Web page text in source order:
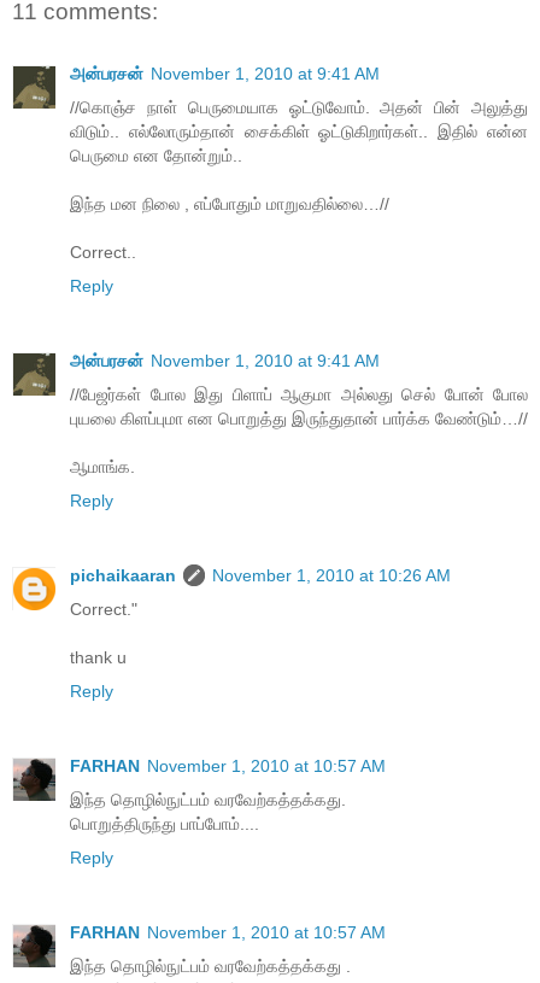
11 comments:
அன்பரசன் November 1, 2010 at 9:41 AM
//கொஞ்ச நாள் பெருமையாக ஓட்டுவோம். அதன் பின் அலுத்து
விடும்.. எல்லோரும்தான் சைக்கிள் ஓட்டுகிறார்கள்.. இதில் என்ன
பெருமை என தோன்றும்..
இந்த மன நிலை , எப்போதும் மாறுவதில்லை…//
Correct..
Reply
அன்பரசன் November 1, 2010 at 9:41 AM
//பேஜர்கள் போல இது பிளாப் ஆகுமா அல்லது செல் போன் போல
புயலை கிளப்புமா என பொறுத்து இருந்துதான் பார்க்க வேண்டும்…//
ஆமாங்க.
Reply
pichaikaaran
November 1, 2010 at 10:26 AM
Correct."
thank u
Reply
FARHAN November 1, 2010 at 10:57 AM
இந்த தொழில்நுட்பம் வரவேற்கத்தக்கது.
பொறுத்திருந்து பாப்போம்....
Reply
FARHAN November 1, 2010 at 10:57 AM
இந்த தொழில்நுட்பம் வரவேற்கத்தக்கது .